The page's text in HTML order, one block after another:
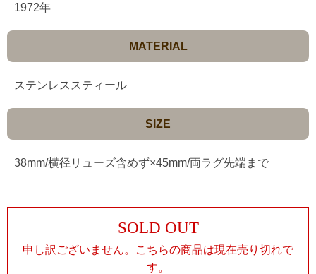
1972年
MATERIAL
ステンレススティール
SIZE
38mm/横径リューズ含めず×45mm/両ラグ先端まで
SOLD OUT
申し訳ございません。こちらの商品は現在売り切れで
す。